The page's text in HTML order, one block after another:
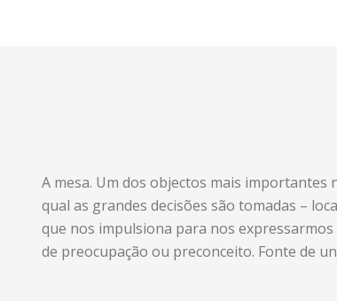
A mesa. Um dos objectos mais importantes
qual as grandes decisões são tomadas –
que nos impulsiona para nos
de preocupação ou preconceito. Fonte de